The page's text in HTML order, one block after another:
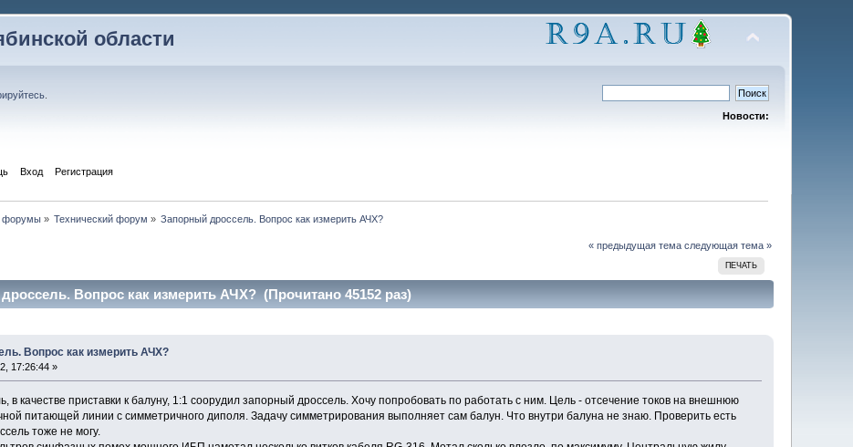
области
Новости:
Вход Регистрация
форумы» Технический форум » Запорный дроссель. Вопрос как измерить АЧХ?
« предыдущая тема следующая тема »
ПЕЧАТЬ
Вопрос как измерить АЧХ? (Прочитано 45152 раз)
Вопрос как измерить АЧХ?
17:26:44 »
в качестве приставки к балуну, 1:1 соорудил запорный дроссель. Хочу попробовать по работать с ним. Цель - отсечение токов на внешнюю
питающей линии с симметричного диполя. Задачу симметрирования выполняет сам балун. Что внутри балуна не знаю. Проверить есть
тоже не могу.